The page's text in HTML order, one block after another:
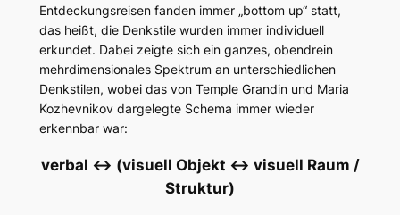
Entdeckungsreisen fanden immer „bottom up“ statt,
das heißt, die Denkstile wurden immer individuell
erkundet. Dabei zeigte sich ein ganzes, obendrein
mehrdimensionales Spektrum an unterschiedlichen
Denkstilen, wobei das von Temple Grandin und Maria
Kozhevnikov dargelegte Schema immer wieder
erkennbar war:
verbal <-> (visuell Objekt <-> visuell Raum /
Struktur)